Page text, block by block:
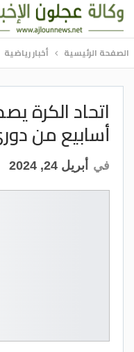
الصفحة الرئيسية أخبار رياضية
أسابيع من
في أبريل 24, 2024